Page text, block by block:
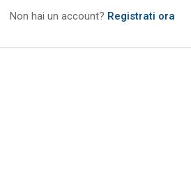
Non hai un account? Registrati ora